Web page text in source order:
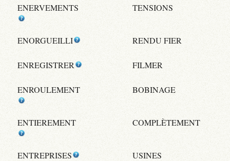
ENERVEMENTS TENSIONS
ENORGUEILLI RENDU FIER
ENREGISTRER FILMER
ENROULEMENT BOBINAGE
ENTIEREMENT COMPLÈTEMENT
ENTREPRISES USINES